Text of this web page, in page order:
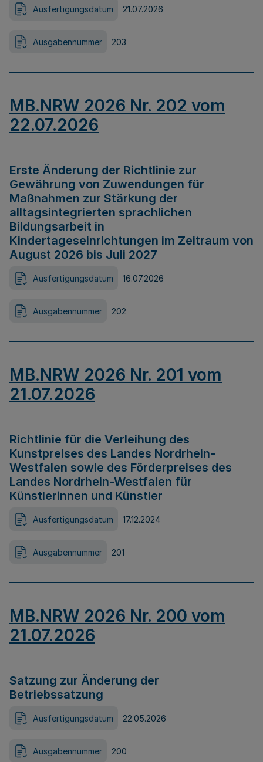
Ausfertigungsdatum 21.07.2026
Ausgabennummer 203
MB.NRW 2026 Nr. 202 vom
22.07.2026
Erste Änderung der Richtlinie zur
Gewährung von Zuwendungen für
Maßnahmen zur Stärkung der
alltagsintegrierten sprachlichen
Bildungsarbeit in
Kindertageseinrichtungen im Zeitraum von
August 2026 bis Juli 2027
Ausfertigungsdatum 16.07.2026
Ausgabennummer 202
MB.NRW 2026 Nr. 201 vom
21.07.2026
Richtlinie für die Verleihung des
Kunstpreises des Landes Nordrhein-
Westfalen sowie des Förderpreises des
Landes Nordrhein-Westfalen für
Künstlerinnen und Künstler
Ausfertigungsdatum 17.12.2024
Ausgabennummer 201
MB.NRW 2026 Nr. 200 vom
21.07.2026
Satzung zur Änderung der
Betriebssatzung
Ausfertigungsdatum 22.05.2026
Ausgabennummer 200